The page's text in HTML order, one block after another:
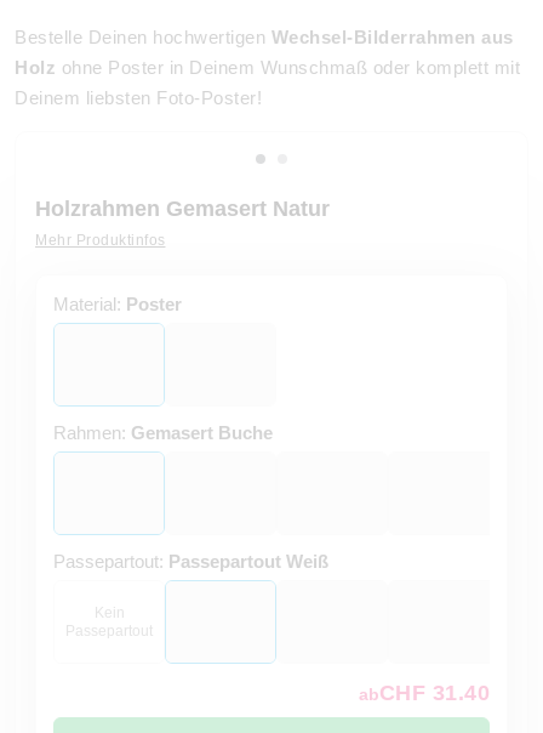
Bestelle Deinen hochwertigen Wechsel-Bilderrahmen aus
Holz ohne Poster in Deinem Wunschmaß oder komplett mit
Deinem liebsten Foto-Poster!
Holzrahmen Gemasert Natur
Mehr Produktinfos
Material: Poster
Rahmen: Gemasert Buche
Passepartout: Passepartout Weiß
Kein
Passepartout
abCHF 31.40